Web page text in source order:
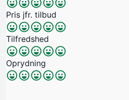
Pris jfr. tilbud
Tilfredshed
Oprydning